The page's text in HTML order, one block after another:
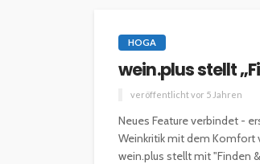
HOGA
wein.plus stellt
veröffentlicht vor 5 Jahren
Neues Feature verbindet -
Weinkritik mit dem Komfort
wein.plus stellt mit "Finden